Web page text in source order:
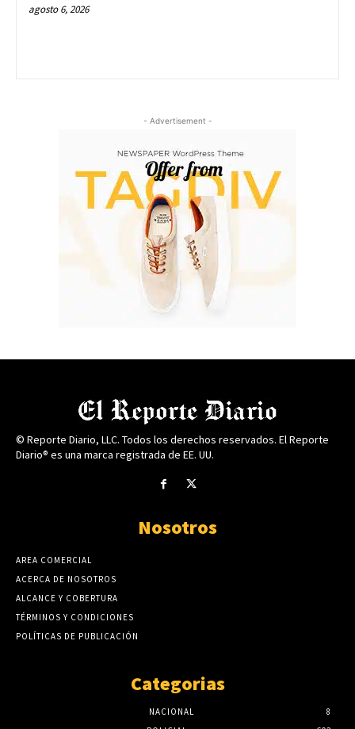
agosto 6, 2026
- Advertisement -
© Reporte Diario, LLC. Todos los derechos reservados. El Reporte
Diario® es una marca registrada de EE. UU.
Nosotros
AREA COMERCIAL
ACERCA DE NOSOTROS
ALCANCE Y COBERTURA
TÉRMINOS Y CONDICIONES
POLÍTICAS DE PUBLICACIÓN
Categorias
NACIONAL
8